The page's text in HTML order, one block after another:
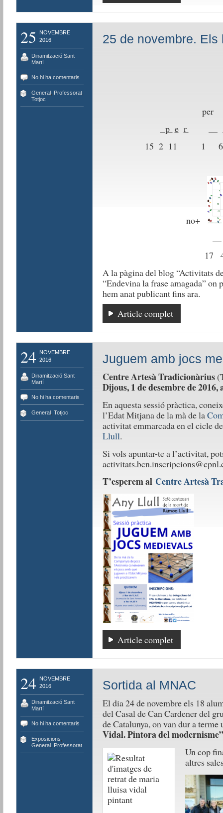
25
NOVEMBRE
2016
Dinamització Sant
Martí
No hi ha comentaris
General, Professorat,
Totjoc
25 de novembre.
per
p e r
15 2 11 1
no+
17
A la pàgina del blog “Activitats
“Endevina la frase amagada”
hem anat publicant fins ara.
Article complet
24
NOVEMBRE
2016
Dinamització Sant
Martí
No hi ha comentaris
General, Totjoc
Juguem amb jocs
Centre Artesà Tradicionàrius
Dijous, 1 de desembre de 2016,
En aquesta sessió pràctica,
l’Edat Mitjana de la mà de la
activitat emmarcada en el cicle
Llull.
Si vols apuntar-te a l’activitat,
T’esperem al Centre Artesà
Article complet
24
NOVEMBRE
2016
Dinamització Sant
Martí
No hi ha comentaris
Exposicions
General, Professorat
Sortida al MNAC
El dia 24 de novembre els 18
del Casal de Can Cardener del
de Catalunya, on van dur a
Vidal. Pintora del
Un cop
altres